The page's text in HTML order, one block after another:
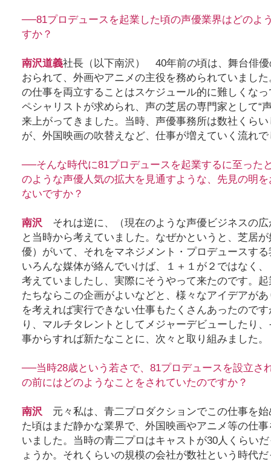
──81プロデュースを起業した頃の声優業界はどのよ
すか？
南沢道義社長（以下南沢） 40年前の頃は、舞台俳
おられて、外画やアニメの主役を務められていまし
の仕事を両立することはスケジュール的に難しくな
ペシャリストが求められ、声の芝居の専門家として“
来上がってきました。当時、声優事務所は数社くら
が、外国映画の吹替えなど、仕事が増えていく流れ
──そんな時代に81プロデュースを起業するに至った
のような声優人気の拡大を見通すような、先見の明
ないですか？
南沢 それは逆に、（現在のような声優ビジネスの
と当時から考えていました。なぜかというと、芝居
優）がいて、それをマネジメント・プロデュースす
いろんな媒体が絡んでいけば、１＋１が２ではなく
考えていましたし、実際にそうやって来たのです。
たちならこの企画がよいなどと、様々なアイデアが
を考えれば実行できない仕事もたくさんあったので
り、マルチタレントとしてメジャーデビューしたり
事からすれば新たなことに、次々と取り組みました。
──当時28歳という若さで、81プロデュースを設立さ
の前にはどのようなことをされていたのですか？
南沢 元々私は、青二プロダクションでこの仕事を
た頃はまだ静かな業界で、外国映画やアニメ等の仕
いました。当時の青二プロはキャストが30人くらい
ょうか。それくらいの規模の会社が数社という時代